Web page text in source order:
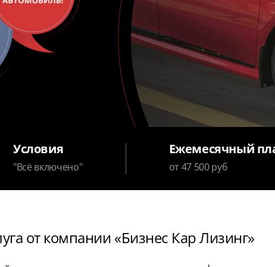
Условия
"Всё включено"
Ежемесячный
от 47 500 руб
от компании «Бизнес Кар Лизинг»